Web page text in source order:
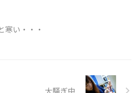
寒い・・・
大騒ぎ中